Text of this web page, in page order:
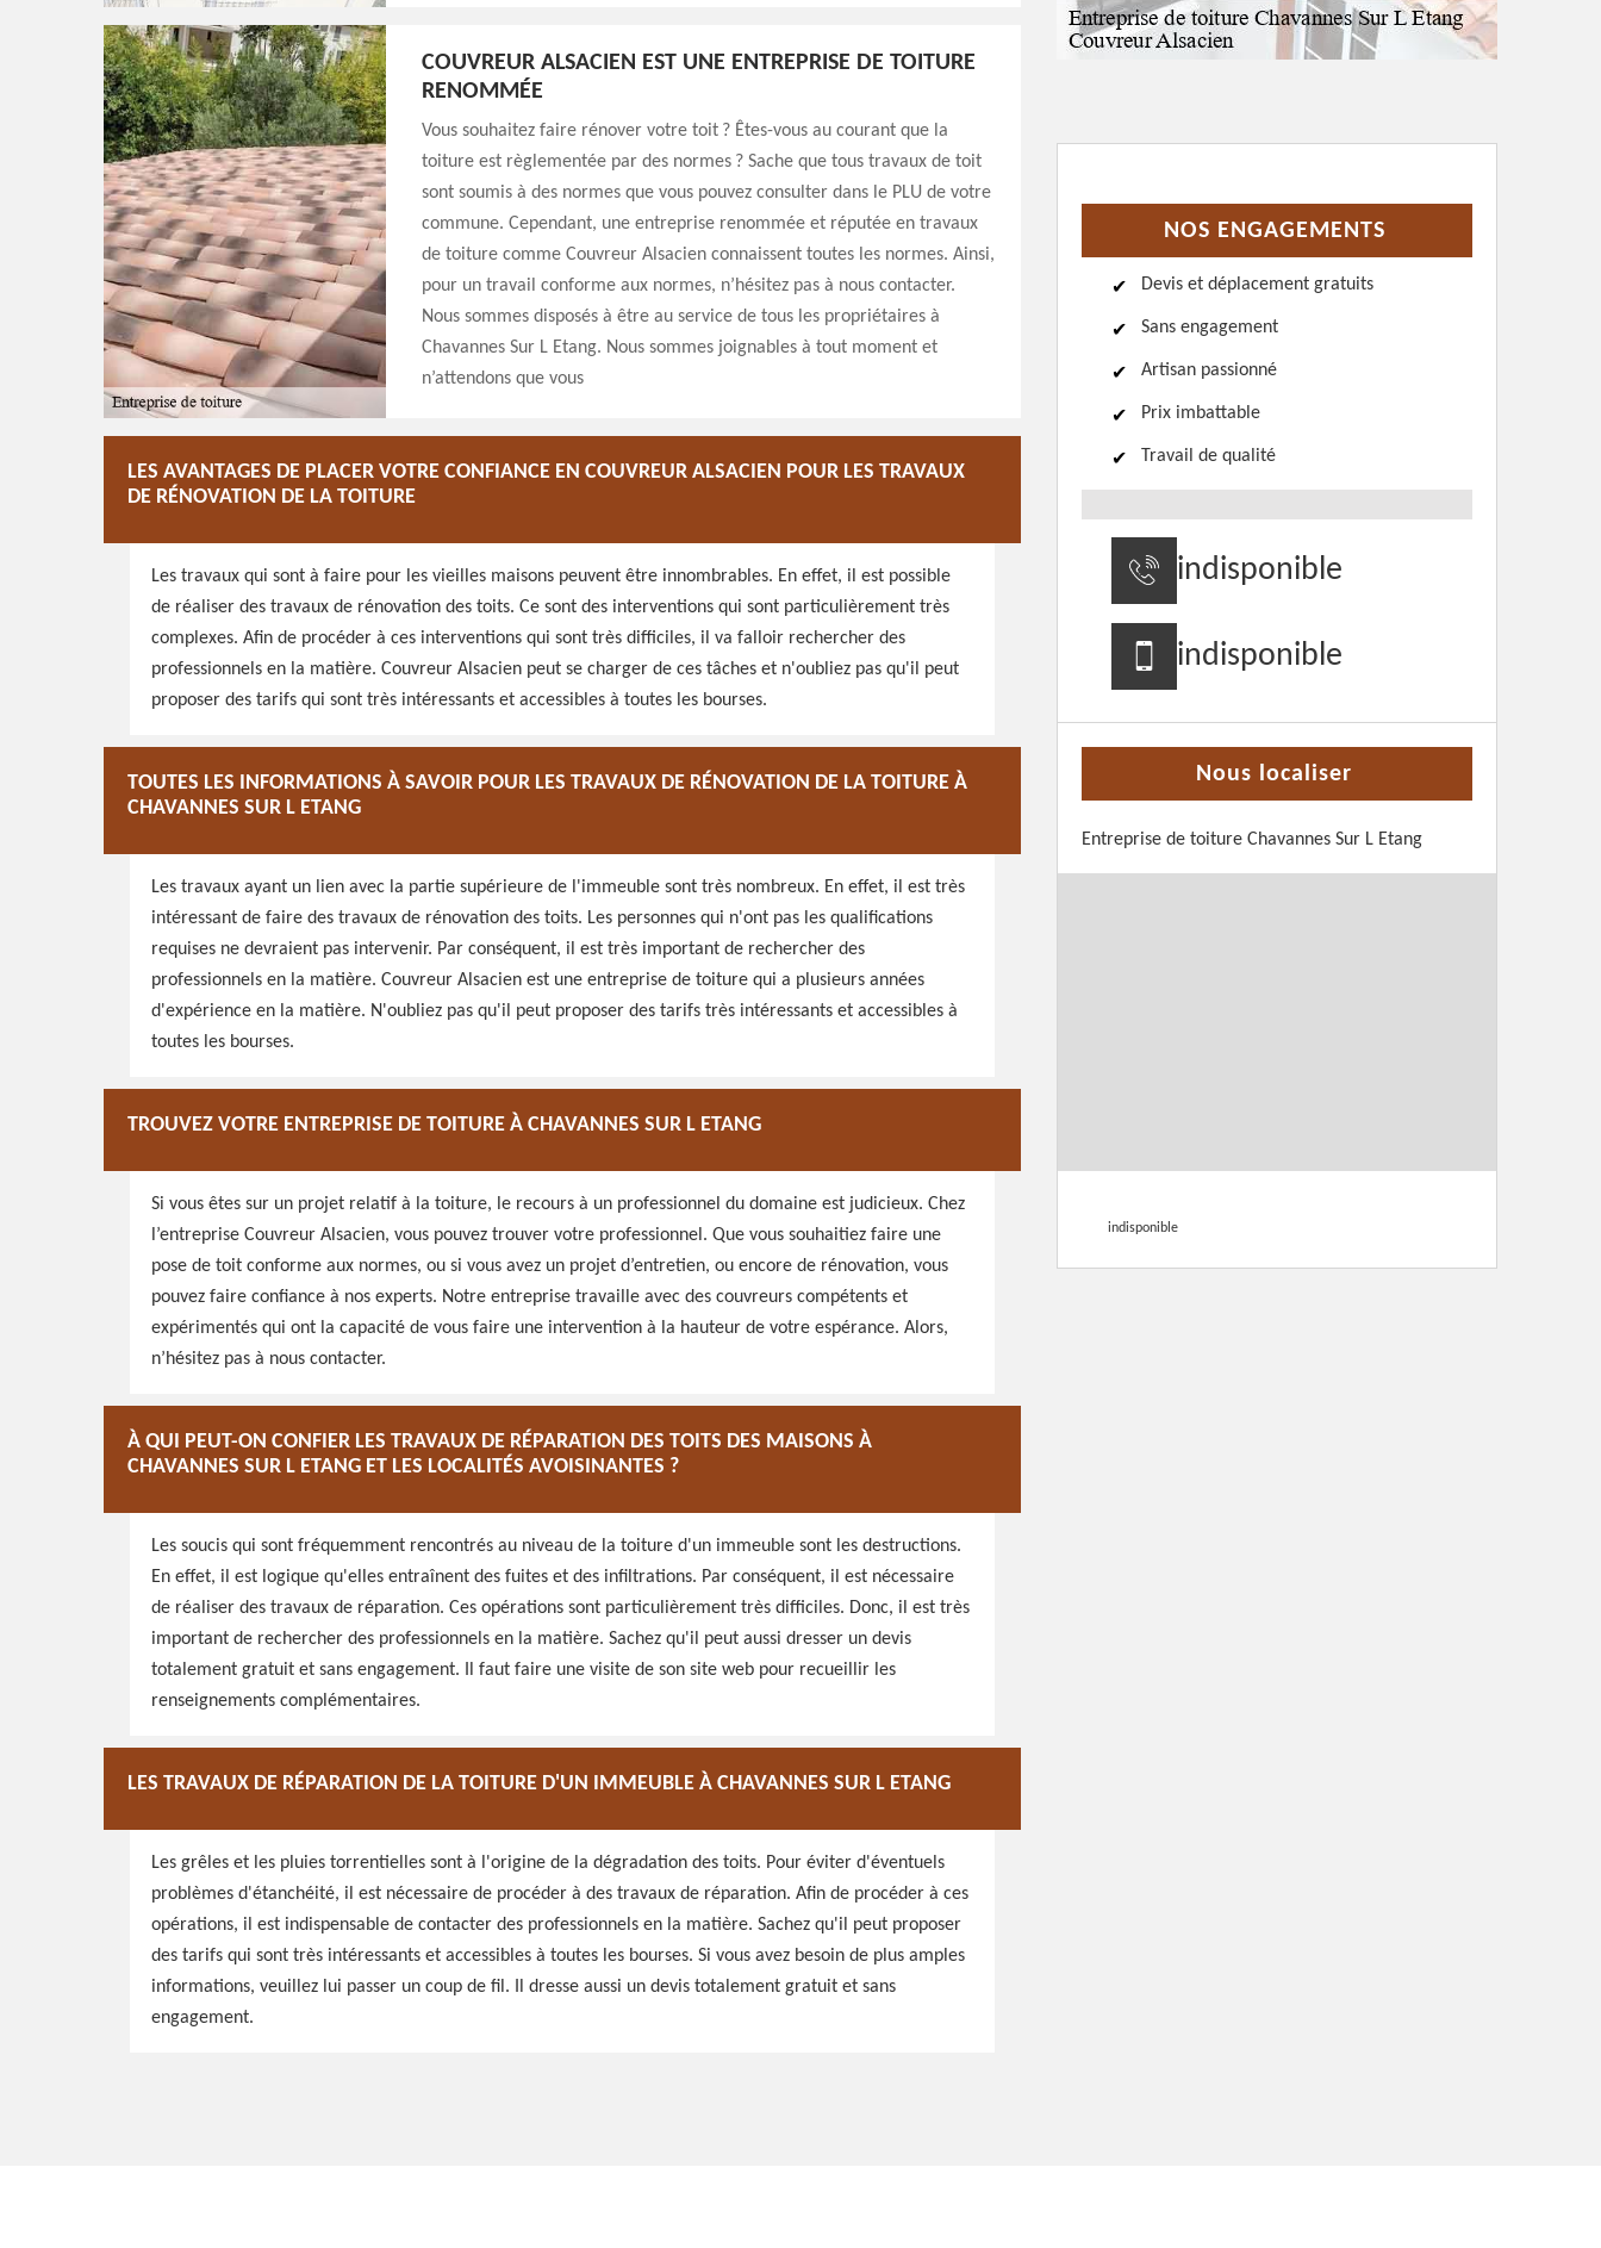
COUVREUR ALSACIEN EST UNE ENTREPRISE DE TOITURE
RENOMMÉE
Vous souhaitez faire rénover votre toit ? Êtes-vous au courant que la
toiture est règlementée par des normes ? Sache que tous travaux de toit
sont soumis à des normes que vous pouvez consulter dans le PLU de votre
commune. Cependant, une entreprise renommée et réputée en travaux
de toiture comme Couvreur Alsacien connaissent toutes les normes. Ainsi,
pour un travail conforme aux normes, n’hésitez pas à nous contacter.
Nous sommes disposés à être au service de tous les propriétaires à
Chavannes Sur L Etang. Nous sommes joignables à tout moment et
n’attendons que vous
LES AVANTAGES DE PLACER VOTRE CONFIANCE EN COUVREUR ALSACIEN POUR LES TRAVAUX
DE RÉNOVATION DE LA TOITURE
Les travaux qui sont à faire pour les vieilles maisons peuvent être innombrables. En effet, il est possible
de réaliser des travaux de rénovation des toits. Ce sont des interventions qui sont particulièrement très
complexes. Afin de procéder à ces interventions qui sont très difficiles, il va falloir rechercher des
professionnels en la matière. Couvreur Alsacien peut se charger de ces tâches et n'oubliez pas qu'il peut
proposer des tarifs qui sont très intéressants et accessibles à toutes les bourses.
TOUTES LES INFORMATIONS À SAVOIR POUR LES TRAVAUX DE RÉNOVATION DE LA TOITURE À
CHAVANNES SUR L ETANG
Les travaux ayant un lien avec la partie supérieure de l'immeuble sont très nombreux. En effet, il est très
intéressant de faire des travaux de rénovation des toits. Les personnes qui n'ont pas les qualifications
requises ne devraient pas intervenir. Par conséquent, il est très important de rechercher des
professionnels en la matière. Couvreur Alsacien est une entreprise de toiture qui a plusieurs années
d'expérience en la matière. N'oubliez pas qu'il peut proposer des tarifs très intéressants et accessibles à
toutes les bourses.
TROUVEZ VOTRE ENTREPRISE DE TOITURE À CHAVANNES SUR L ETANG
Si vous êtes sur un projet relatif à la toiture, le recours à un professionnel du domaine est judicieux. Chez
l’entreprise Couvreur Alsacien, vous pouvez trouver votre professionnel. Que vous souhaitiez faire une
pose de toit conforme aux normes, ou si vous avez un projet d’entretien, ou encore de rénovation, vous
pouvez faire confiance à nos experts. Notre entreprise travaille avec des couvreurs compétents et
expérimentés qui ont la capacité de vous faire une intervention à la hauteur de votre espérance. Alors,
n’hésitez pas à nous contacter.
À QUI PEUT-ON CONFIER LES TRAVAUX DE RÉPARATION DES TOITS DES MAISONS À
CHAVANNES SUR L ETANG ET LES LOCALITÉS AVOISINANTES ?
Les soucis qui sont fréquemment rencontrés au niveau de la toiture d'un immeuble sont les destructions.
En effet, il est logique qu'elles entraînent des fuites et des infiltrations. Par conséquent, il est nécessaire
de réaliser des travaux de réparation. Ces opérations sont particulièrement très difficiles. Donc, il est très
important de rechercher des professionnels en la matière. Sachez qu'il peut aussi dresser un devis
totalement gratuit et sans engagement. Il faut faire une visite de son site web pour recueillir les
renseignements complémentaires.
LES TRAVAUX DE RÉPARATION DE LA TOITURE D'UN IMMEUBLE À CHAVANNES SUR L ETANG
Les grêles et les pluies torrentielles sont à l'origine de la dégradation des toits. Pour éviter d'éventuels
problèmes d'étanchéité, il est nécessaire de procéder à des travaux de réparation. Afin de procéder à ces
opérations, il est indispensable de contacter des professionnels en la matière. Sachez qu'il peut proposer
des tarifs qui sont très intéressants et accessibles à toutes les bourses. Si vous avez besoin de plus amples
informations, veuillez lui passer un coup de fil. Il dresse aussi un devis totalement gratuit et sans
engagement.
NOS ENGAGEMENTS
Devis et déplacement gratuits
Sans engagement
Artisan passionné
Prix imbattable
Travail de qualité
indisponible
indisponible
Nous localiser
Entreprise de toiture Chavannes Sur L Etang
indisponible